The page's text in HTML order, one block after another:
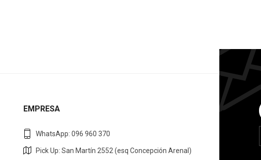
EMPRESA
WhatsApp: 096 960 370
Pick Up: San Martín 2552 (esq Concepción Arenal)